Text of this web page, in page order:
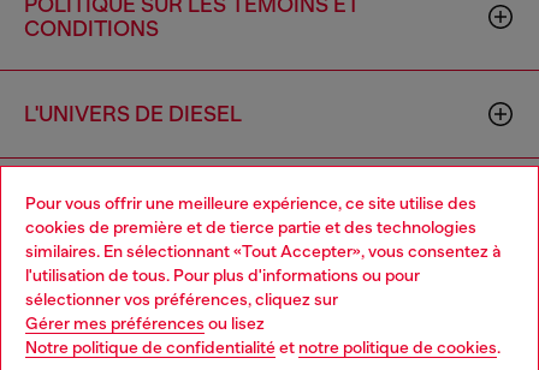
Pour vous offrir une meilleure expérience, ce site utilise des
cookies de première et de tierce partie et des technologies
similaires. En sélectionnant «Tout Accepter», vous consentez à
l'utilisation de tous. Pour plus d'informations ou pour
sélectionner vos préférences, cliquez sur
Gérer mes préférences ou lisez
Notre politique de confidentialitéet notre politique de cookies.
POLITIQUE SUR LES TÉMOINS ET
CONDITIONS
L'UNIVERS DE DIESEL
ENTREPRISE
Choose your location
You are currently browsing Canada website, but it seems you
may be based in United States